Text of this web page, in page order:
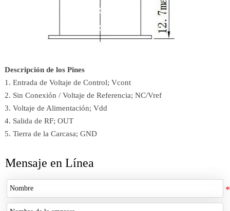
Descripción de los Pines
1. Entrada de Voltaje de Control; Vcont
2. Sin Conexión / Voltaje de Referencia; NC/Vref
3. Voltaje de Alimentación; Vdd
4. Salida de RF; OUT
5. Tierra de la Carcasa; GND
Mensaje en Línea